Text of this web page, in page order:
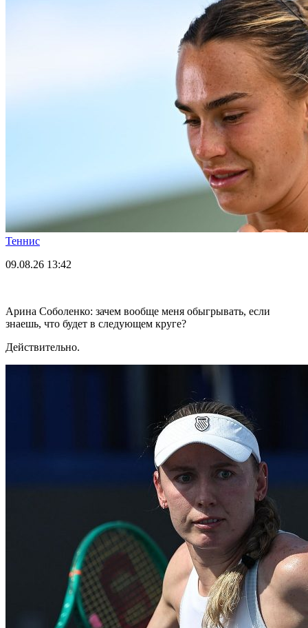
Теннис
09.08.26 13:42
Арина Соболенко: зачем вообще меня обыгрывать, если
знаешь, что будет в следующем круге?
Действительно.